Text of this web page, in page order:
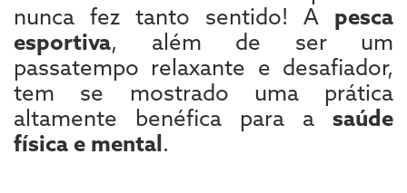
nunca fez tanto sentido! A pesca
esportiva, além de ser um
passatempo relaxante e desafiador,
tem se mostrado uma prática
altamente benéfica para a saúde
física e mental.